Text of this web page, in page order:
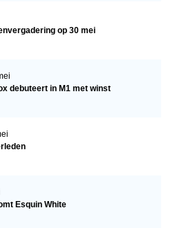
op 30 mei
debuteert in M1 met winst
Esquin White